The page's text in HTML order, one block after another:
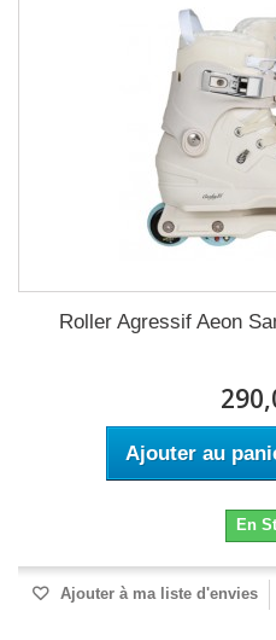
Roller Agressif Aeon
Ajouter au
En
Ajouter à ma liste d'envies